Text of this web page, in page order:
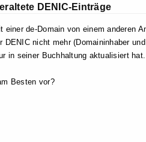
DENIC-Einträge
einer de-Domain von einem anderen
DENIC nicht mehr (Domaininhaber
in seiner Buchhaltung aktualisiert hat.
Besten vor?